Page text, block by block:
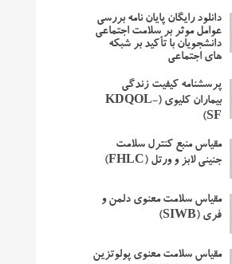
دانلود رایگان پایان نامه بررسی
عوامل موثر بر سلامت اجتماعی
دانشجویان با تأکید بر شبکه
های اجتماعی
پرسشنامه کیفیت زندگی
بیماران کلیوی (KDQOL-
SF)
مقیاس منبع کنترل سلامت
جنینی لابز و ورتل (FHLC)
مقیاس سلامت معنوی دلمن و
فری (SIWB)
مقیاس سلامت معنوی پولوتزین